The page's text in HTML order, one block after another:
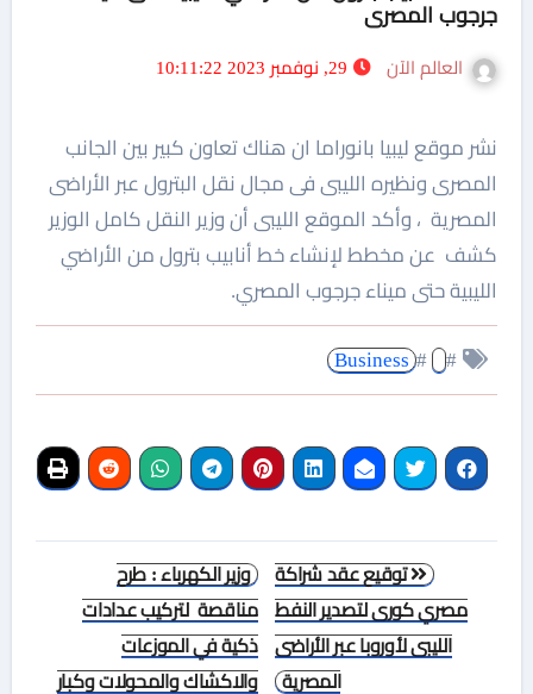
جرجوب المصري
العالم الآن
نشر موقع ليبيا بانوراما ان هناك تعاون كبير بين الجانب
المصرى ونظيره الليبى فى مجال نقل البترول عبر الأراضى
المصرية ، وأكد الموقع الليبى أن وزير النقل كامل الوزير
كشف عن مخطط لإنشاء خط أنابيب بترول من الأراضي
الليبية حتى ميناء جرجوب المصري.
#
#
Business
تصفّح
المقالات
وزير الكهرباء : طرح
مناقصة لتركيب عدادات
ذكية في الموزعات
والاكشاك والمحولات وكبار
توقيع عقد شراكة
مصري كورى لتصدير النفط
الليبى لأوروبا عبر الأراضى
المصرية